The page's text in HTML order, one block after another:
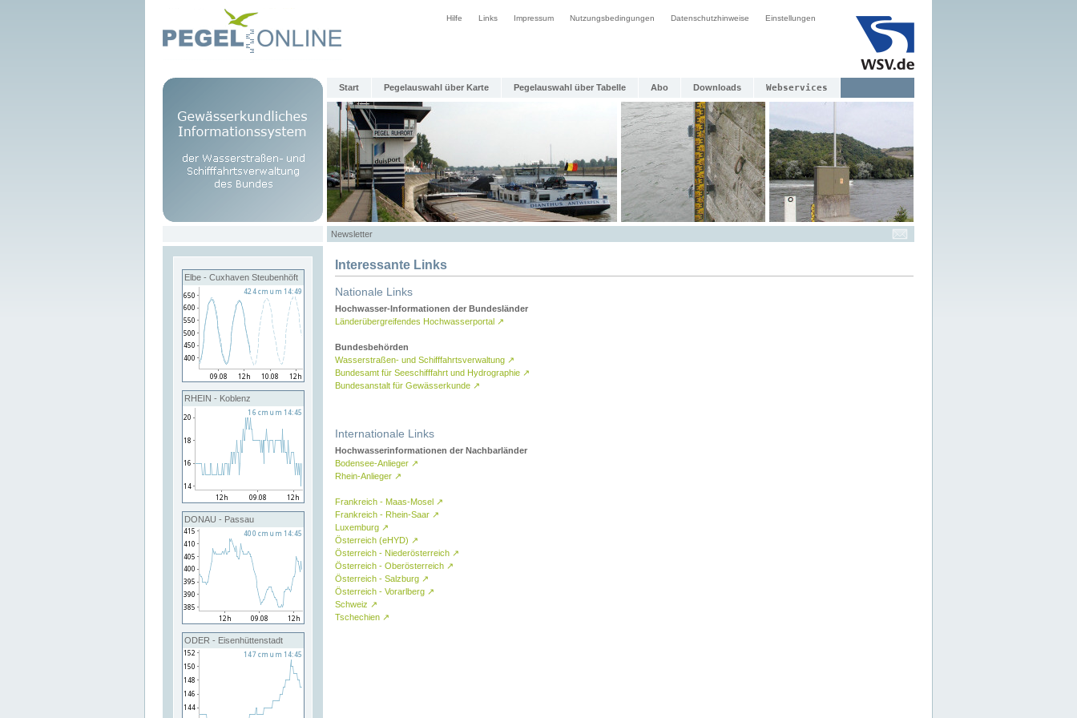
Hilfe Links Impressum Nutzungsbedingungen Datenschutzhinweise Einstellungen
Start Pegelauswahl über Karte Pegelauswahl über Tabelle Abo Downloads Webservices
Newsletter
Elbe - Cuxhaven Steubenhöft
RHEIN - Koblenz
DONAU - Passau
ODER - Eisenhüttenstadt
Interessante Links
Nationale Links
Hochwasser-Informationen der Bundesländer
Länderübergreifendes Hochwasserportal ↗
Bundesbehörden
Wasserstraßen- und Schifffahrtsverwaltung ↗
Bundesamt für Seeschifffahrt und Hydrographie ↗
Bundesanstalt für Gewässerkunde ↗
Internationale Links
Hochwasserinformationen der Nachbarländer
Bodensee-Anlieger ↗
Rhein-Anlieger ↗
Frankreich - Maas-Mosel ↗
Frankreich - Rhein-Saar ↗
Luxemburg ↗
Österreich (eHYD) ↗
Österreich - Niederösterreich ↗
Österreich - Oberösterreich ↗
Österreich - Salzburg ↗
Österreich - Vorarlberg ↗
Schweiz ↗
Tschechien ↗